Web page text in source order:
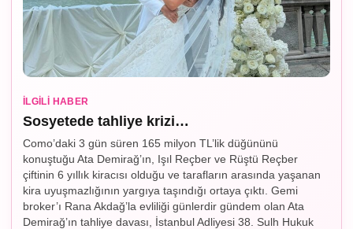
İLGILI HABER
Sosyetede tahliye krizi…
Como’daki 3 gün süren 165 milyon TL’lik düğününü
konuştuğu Ata Demirağ’ın, Işıl Reçber ve Rüştü Reçber
çiftinin 6 yıllık kiracısı olduğu ve tarafların arasında yaşanan
kira uyuşmazlığının yargıya taşındığı ortaya çıktı. Gemi
broker’ı Rana Akdağ’la evliliği günlerdir gündem olan Ata
Demirağ’ın tahliye davası, İstanbul Adliyesi 38. Sulh Hukuk